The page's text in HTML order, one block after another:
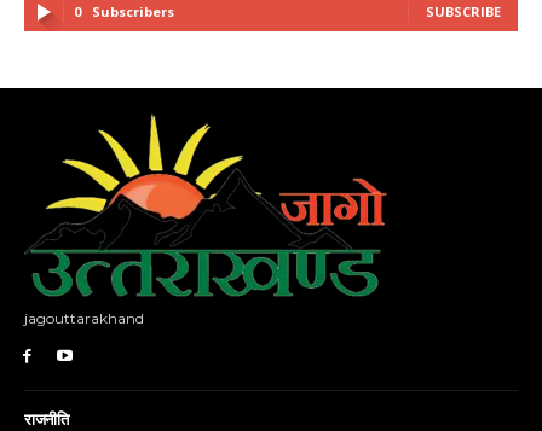
0 Subscribers SUBSCRIBE
jagouttarakhand
राजनीति